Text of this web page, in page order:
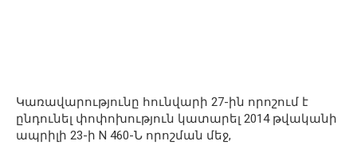
Կառավարությունը հունվարի 27-ին որոշում է
ընդունել փոփոխություն կատարել 2014 թվականի
ապրիլի 23-ի N 460-Ն որոշման մեջ,